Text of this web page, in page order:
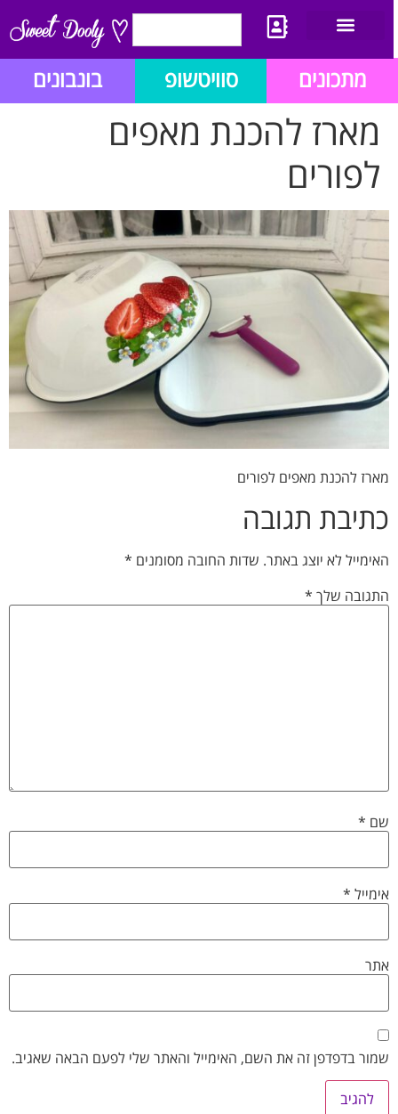
מתכונים סוויטשופ בונבונים
מארז להכנת מאפים
לפורים
מארז להכנת מאפים לפורים
כתיבת תגובה
האימייל לא יוצג באתר. שדות החובה מסומנים *
התגובה שלך*
שם *
אימייל*
אתר
שמור בדפדפן זה את השם, האימייל והאתר שלי לפעם הבאה שאגיב.